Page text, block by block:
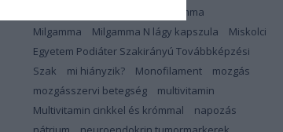
milgamma
Milgamma
Milgamma N lágy kapszula
Miskolci
Egyetem Podiáter Szakirányú Továbbképzési
Szak
mi hiányzik? Monofilament
mozgás
mozgásszervi betegség
multivitamin
Multivitamin cinkkel és krómmal
napozás